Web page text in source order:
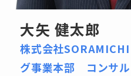
大矢 健太郎
株式会社
グ事業本部 コンサル